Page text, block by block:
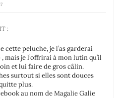
:
cette peluche, je l’as garderai
mais je l’offrirai à mon lutin qu’il
et lui faire de gros câlin.
surtout si elles sont douces
plus.
au nom de Magalie Galie